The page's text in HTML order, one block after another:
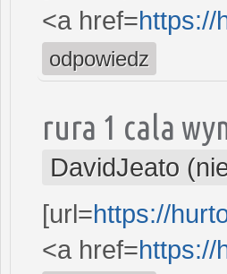
<a href=https://
odpowiedz
rura 1 cala
DavidJeato
[url=https://
<a href=https://